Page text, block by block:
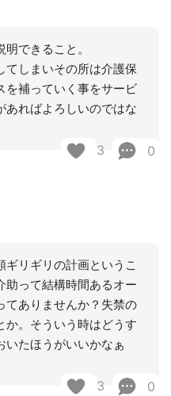
できること。
てしまいその所は介護保
を補っていく事をサービ
あればよろしいのではな
3 0
リギリの計画というこ
助って結構時間あるオー
てありませんか？失禁の
か。そういう時はどうす
いたほうがいいかなぁ
3 0